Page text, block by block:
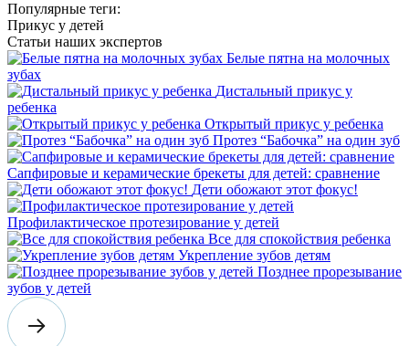
Популярные теги:
Прикус у детей
Статьи наших экспертов
Белые пятна на молочных
зубах
Дистальный прикус у
ребенка
Открытый прикус у ребенка
Протез “Бабочка” на один зуб
Сапфировые и керамические брекеты для детей: сравнение
Дети обожают этот фокус!
Профилактическое протезирование у детей
Все для спокойствия ребенка
Укрепление зубов детям
Позднее прорезывание
зубов у детей